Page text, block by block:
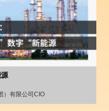
）有限公司CIO